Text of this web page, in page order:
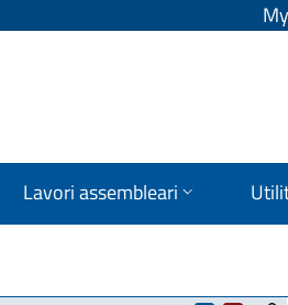
Lavori assembleari